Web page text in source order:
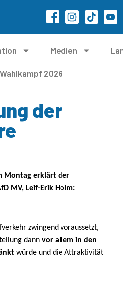
Medien
Wahlkampf 2026
der
Montag erklärt der
MV, Leif-Erik Holm:
zwingend voraussetzt,
dann vor allem in den
würde und die Attraktivität